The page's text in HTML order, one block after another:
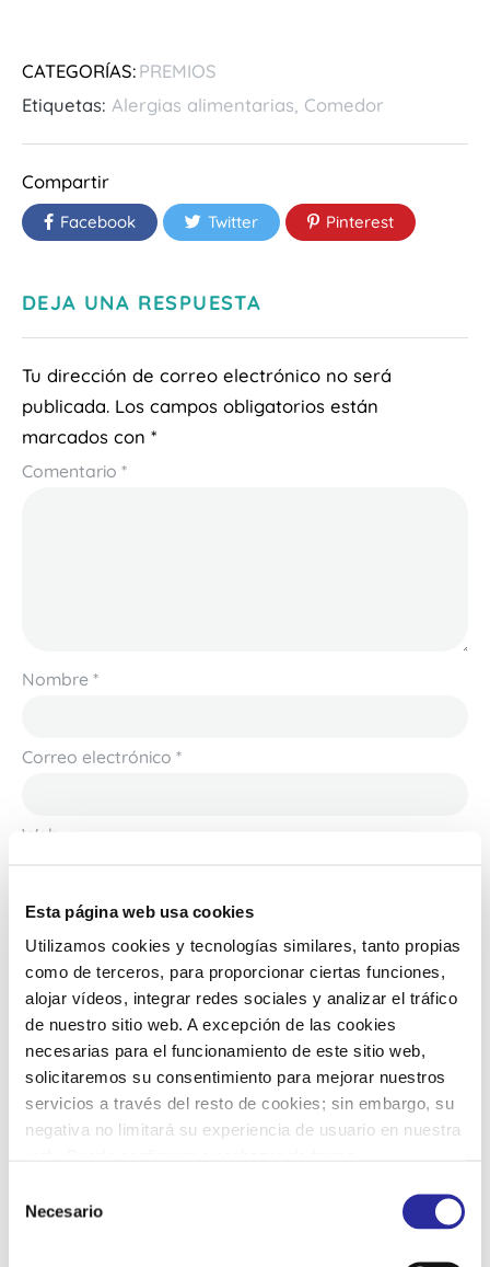
Esta página web usa cookies
Utilizamos cookies y tecnologías similares, tanto propias
como de terceros, para proporcionar ciertas funciones,
alojar vídeos, integrar redes sociales y analizar el tráfico
de nuestro sitio web. A excepción de las cookies
necesarias para el funcionamiento de este sitio web,
solicitaremos su consentimiento para mejorar nuestros
servicios a través del resto de cookies; sin embargo, su
negativa no limitará su experiencia de usuario en nuestra
más información, puede consultar nuestra
Política de
Necesario
CATEGORÍAS:PREMIOS
Etiquetas: Alergias alimentarias, Comedor
Compartir
Facebook Twitter Pinterest
DEJA UNA RESPUESTA
Tu dirección de correo electrónico no será
publicada. Los campos obligatorios están
marcados con *
Comentario *
Nombre *
Correo electrónico *
Web
Guarda mi nombre, correo electrónico y web en este navegador
para la próxima vez que comente.